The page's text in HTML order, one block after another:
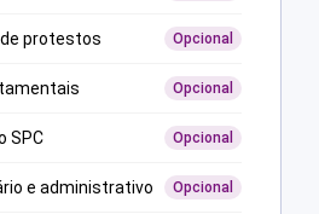
protestos Opcional
Opcional
SPC Opcional
e administrativo Opcional